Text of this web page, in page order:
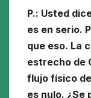
P.: Usted
es en serio.
que eso. La
estrecho de
flujo físico
es nulo. ¿Se